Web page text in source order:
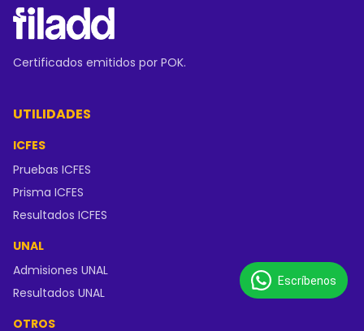
Certificados emitidos por POK.
UTILIDADES
ICFES
Pruebas ICFES
Prisma ICFES
Resultados ICFES
UNAL
Admisiones UNAL
Resultados UNAL
OTROS
Escríbenos